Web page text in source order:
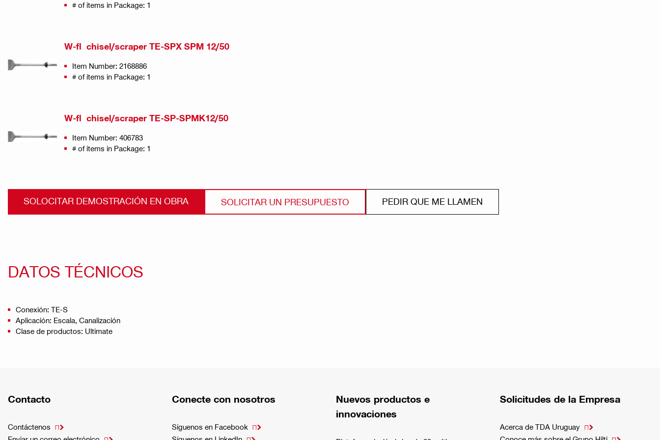
# of items in Package: 1
W-fl chisel/scraper TE-SPX SPM 12/50
Item Number: 2168886
# of items in Package: 1
W-fl chisel/scraper TE-SP-SPMK12/50
Item Number: 406783
# of items in Package: 1
SOLOCITAR DEMOSTRACIÓN EN OBRA SOLICITAR UN PRESUPUESTO PEDIR QUE ME LLAMEN
DATOS TÉCNICOS
Conexión: TE-S
Aplicación: Escala, Canalización
Clase de productos: Ultimate
Contacto
Contáctenos 
Conecte con nosotros
Síguenos en Facebook 
Nuevos productos e
innovaciones
Solicitudes de la Empresa
Acerca de TDA Uruguay 